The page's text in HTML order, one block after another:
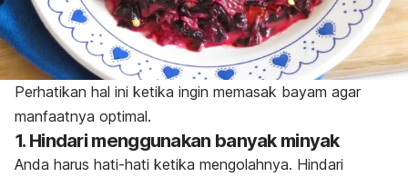
Perhatikan hal ini ketika ingin memasak bayam agar
manfaatnya optimal.
1. Hindari menggunakan banyak minyak
Anda harus hati-hati ketika mengolahnya. Hindari